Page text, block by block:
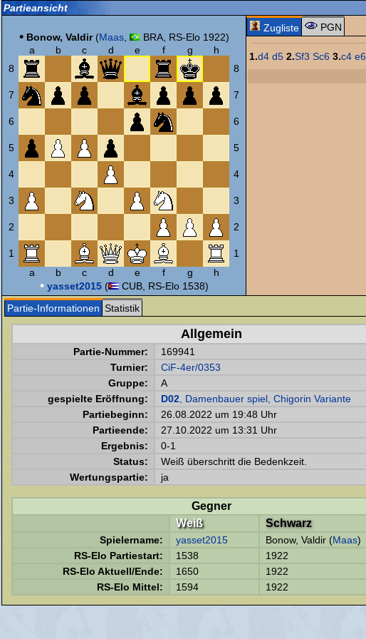
Partieansicht
• Bonow, Valdir(Maas,
BRA, RS-Elo 1922)
a
b c d e f g
h
8
8
7 7
6 6
5 5
4 4
3 3
2 2
1
1
a
b c d e f g h
• yasset2015( CUB, RS-Elo 1538)
Zugliste
PGN
1.d4 d5 2.Sf3 Sc6 3.c4 e6
Partie-Informationen Statistik
Allgemein
Partie-Nummer:
169941
Turnier:
CiF-4er/0353
Gruppe:
A
gespielte Eröffnung:
D02 , Damenbauer spiel, Chigorin Variante
Partiebeginn:
26.08.2022 um 19:48 Uhr
Partieende:
27.10.2022 um 13:31 Uhr
Ergebnis:
0-1
Status:
Weiß überschritt die Bedenkzeit.
Wertungspartie:
ja
Gegner
Weiß
Schwarz
Spielername: yasset2015 Bonow, Valdir (Maas)
RS-Elo Partiestart:
1538
1922
RS-Elo Aktuell/Ende:
1650
1922
RS-Elo Mittel:
1594 1922